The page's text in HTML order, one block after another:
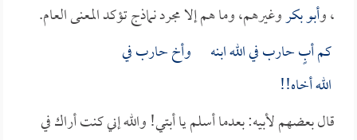
، وأبو بكروغيرهم، وما هم إلا مجرد نماذج تؤكد المعنى العام.
كم أبٍ حارب في الله ابنه وأخ حارب في
الله أخاه!!
قال بعضهم لأبيه: بعدما أسلم يا أبتي! والله إني كنت أراك في